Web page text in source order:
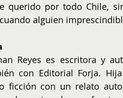
querido por todo Chile,
alguien
Reyes es escritora y
con Editorial Forja.
ficción con un relato